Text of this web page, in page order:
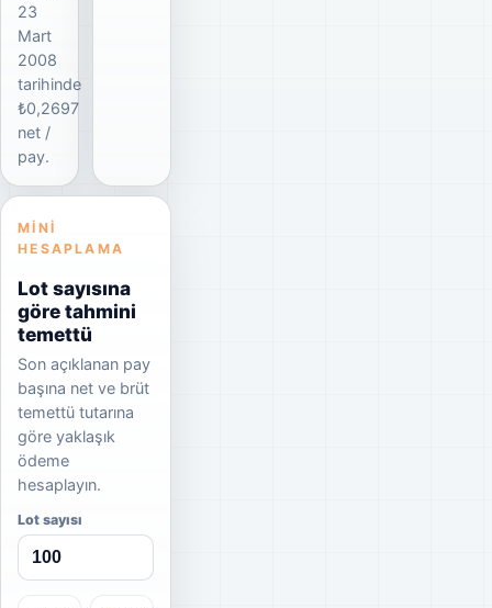
23
Mart
2008
tarihinde
₺0,2697
net /
pay.
MINI
HESAPLAMA
Lot sayısına
göre tahmini
temettü
Son açıklanan pay
başına net ve brüt
temettü tutarına
göre yaklaşık
ödeme
hesaplayın.
Lot sayısı